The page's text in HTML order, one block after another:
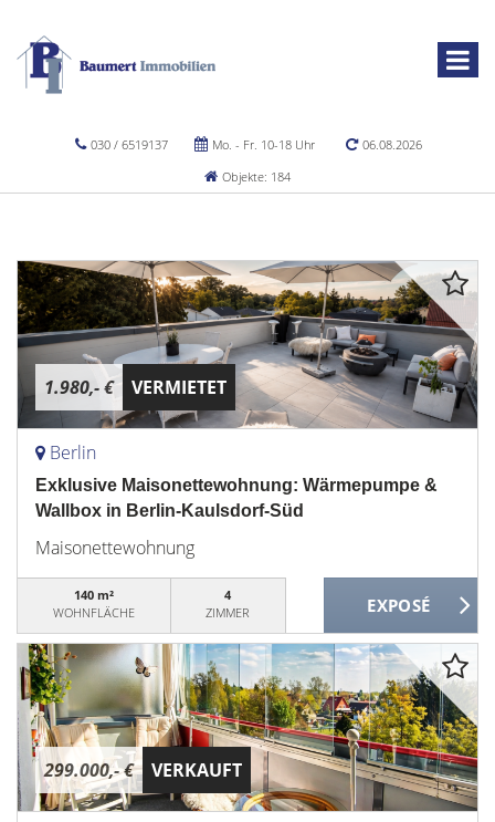
030 / 6519137 Mo. - Fr. 10-18 Uhr
06.08.2026
Objekte: 184
1.980,- € VERMIETET
Berlin
Exklusive Maisonettewohnung: Wärmepumpe &
Wallbox in Berlin-Kaulsdorf-Süd
Maisonettewohnung
140 m²
WOHNFLÄCHE
4
ZIMMER
299.000,- € VERKAUFT